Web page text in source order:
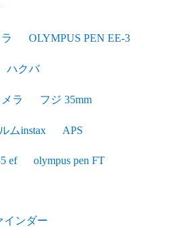
OLYMPUS PEN EE-3
ハクバ
ラ フジ 35mm
ムinstax APS
ef olympus pen FT
インダー